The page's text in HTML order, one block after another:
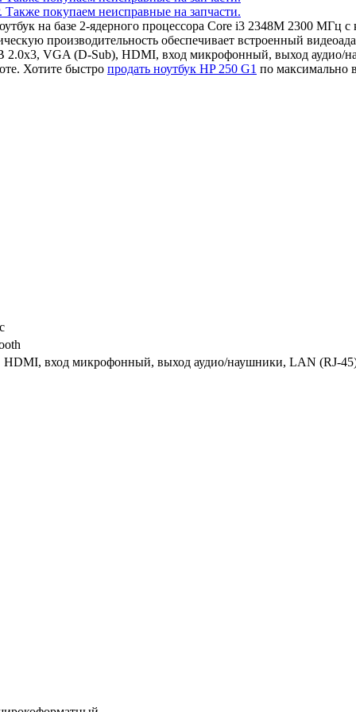
на базе 2-ядерного процессора Core i3 2348M 2300
производительность обеспечивает встроенный
2.0x3, VGA (D-Sub), HDMI, вход микрофонный, выход
Хотите быстро продать ноутбук HP 250 G1 по максимально
вход микрофонный, выход аудио/наушники, LAN (RJ-